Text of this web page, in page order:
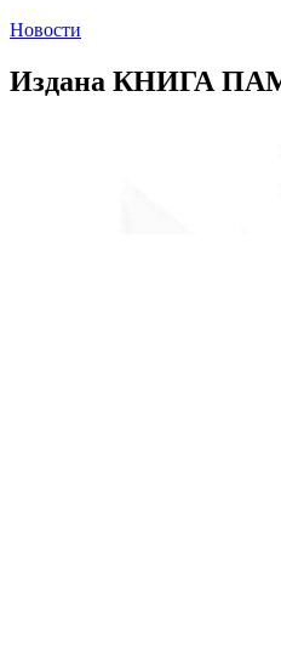
Новости
Издана КНИГА